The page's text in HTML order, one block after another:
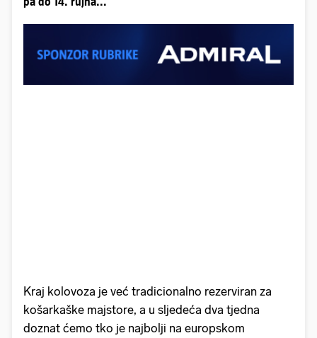
Kraj kolovoza je već tradicionalno rezerviran za
košarkaške majstore, a u sljedeća dva tjedna
doznat ćemo tko je najbolji na europskom